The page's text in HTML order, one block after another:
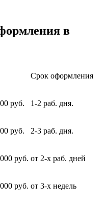
в
Срок оформления
руб. 1-2 раб. дня.
руб. 2-3 раб. дня.
руб. от 2-х раб. дней
руб. от 3-х недель